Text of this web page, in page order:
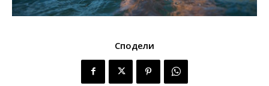
Сподели